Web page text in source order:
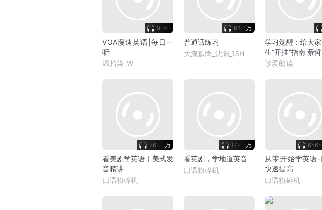
9040
VOA慢速英语|每日一
听
温拾柒_W
64.6万
普通话练习
大漠孤鹰_沈阳_13H
学习觉醒：给大家
生“开挂”指南 綦
珍爱朗读
768.8万
看美剧学英语︳美式发
音精讲
口语粉碎机
179.8万
看英剧，学地道英音
口语粉碎机
从零开始学英语
快速提高
口语粉碎机